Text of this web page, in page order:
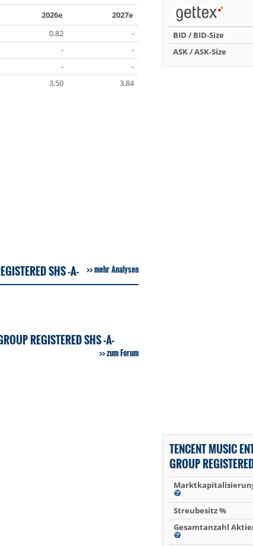
2026e
2027e
0.82
-
-
-
-
-
3.50 3.84
SHS -A- mehr Analysen
REGISTERED SHS -A-
zum Forum
BID / BID-Size
ASK / ASK-Size
TENCENT MUSIC
GROUP
Streubesitz %
Gesamtanzahl